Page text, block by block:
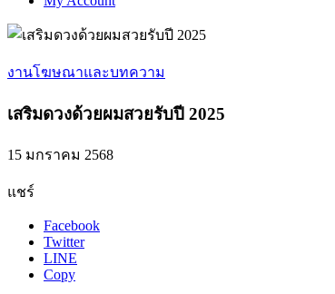
งานโฆษณาและบทความ
เสริมดวงด้วยผมสวยรับปี 2025
15 มกราคม 2568
แชร์
Facebook
Twitter
LINE
Copy